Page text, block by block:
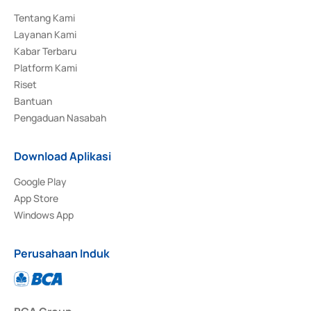
Tentang Kami
Layanan Kami
Kabar Terbaru
Platform Kami
Riset
Bantuan
Pengaduan Nasabah
Download Aplikasi
Google Play
App Store
Windows App
Perusahaan Induk